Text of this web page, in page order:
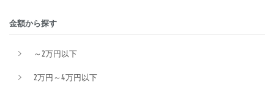
金額から探す
～2万円以下
2万円～4万円以下